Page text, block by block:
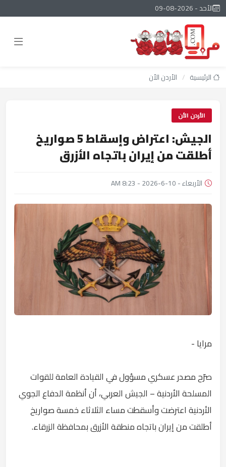
الأحد - 2026-08-09
الرئيسية / الأردن الأن
الأردن الأن
الجيش: اعتراض وإسقاط 5 صواريخ
أطلقت من إيران باتجاه الأزرق
الأربعاء - 10-6-2026 - 8:23 AM
مرايا -
صرّح مصدر عسكري مسؤول في القيادة العامة للقوات
المسلحة الأردنية – الجيش العربي، أن أنظمة الدفاع الجوي
الأردنية اعترضت وأسقطت مساء الثلاثاء خمسة صواريخ
أطلقت من إيران باتجاه منطقة الأزرق بمحافظة الزرقاء.